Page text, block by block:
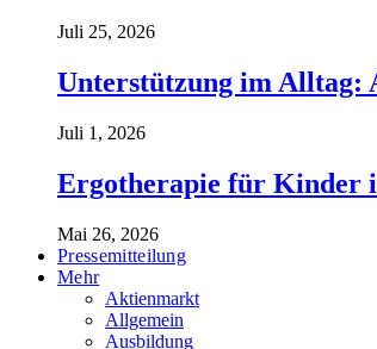
Juli 25, 2026
Unterstützung im Alltag:
Juli 1, 2026
Ergotherapie für Kinder
Mai 26, 2026
Pressemitteilung
Mehr
Aktienmarkt
Allgemein
Ausbildung